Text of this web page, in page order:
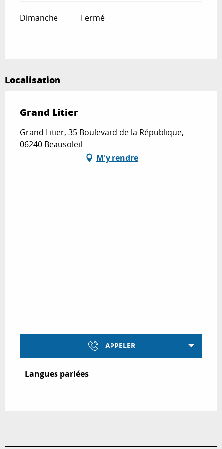
Dimanche Fermé
Localisation
Grand Litier
Grand Litier, 35 Boulevard de la République,
06240 Beausoleil
M'y rendre
APPELER
Langues parlées
Langues parlées